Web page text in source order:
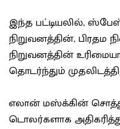
இந்த பட்டியலில்,
நிறுவனத்தின், பிரதம
நிறுவனத்தின்
தொடர்ந்தும்
எலான் மஸ்க்கின் சொத்து
டொலர்களாக